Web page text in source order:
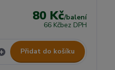
80 Kč/balení
66 Kčbez DPH
Přidat do košíku